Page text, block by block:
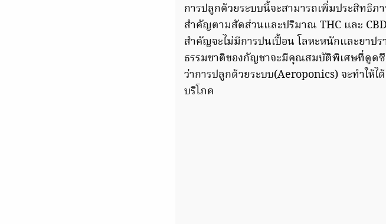
การปลูกด้วยระบบนี้จะสามารถเพิ่มประสิทธิ
สำคัญตามสัดส่วนและปริมาณ THC และ
สำคัญจะไม่มีการปนเปื้อน โลหะหนักและยา
ธรรมชาติของกัญชาจะมีคุณสมบัติพิเศษที่ดูด
ว่าการปลูกด้วยระบบ(Aeroponics) จะทำใ
บริโภค